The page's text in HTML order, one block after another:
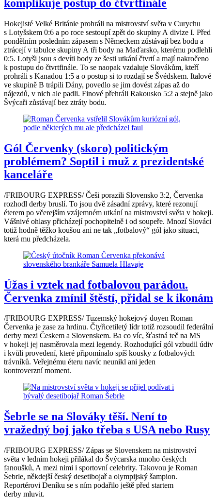
komplikuje postup do čtvrtfinále
Hokejisté Velké Británie prohráli na mistrovství světa v Curychu
s Lotyšskem 0:6 a po roce sestoupí zpět do skupiny A divize I. Před
pondělním posledním zápasem s Německem zůstávají bez bodu a
ztrácejí v tabulce skupiny A tři body na Maďarsko, kterému podlehli
0:5. Lotyši jsou s devíti body ze šesti utkání čtvrtí a mají nakročeno
k postupu do čtvrtfinále. To se naopak vzdaluje Slovákům, kteří
prohráli s Kanadou 1:5 a o postup si to rozdají se Švédskem. Italové
ve skupině B trápili Dány, povedlo se jim dovést zápas až do
nájezdů, v nich ale padli. Finové přehráli Rakousko 5:2 a stejně jako
Švýcaři zůstávají bez ztráty bodu.
Gól Červenky (skoro) politickým
problémem? Soptil i muž z prezidentské
kanceláře
/FRIBOURG EXPRESS/ Češi porazili Slovensko 3:2, Červenka
rozhodl derby bruslí. To jsou dvě zásadní zprávy, které rezonují
éterem po včerejším vzájemném utkání na mistrovství světa v hokeji.
Vášnivé ohlasy přicházejí pochopitelně i od soupeře. Mnozí Slováci
totiž hodně těžko koušou ani ne tak „fotbalový“ gól jako situaci,
která mu předcházela.
Úžas i vztek nad fotbalovou parádou.
Červenka zmínil štěstí, přidal se k ikonám
/FRIBOURG EXPRESS/ Tuzemský hokejový doyen Roman
Červenka je zase za hrdinu. Čtyřicetiletý lídr totiž rozsoudil federální
derby mezi Českem a Slovenskem. Ba co víc, šťastná teč na MS
v hokeji jej nasměrovala mezi legendy. Rozhodující gól vzbudil údiv
i kvůli provedení, které připomínalo spíš kousky z fotbalových
trávníků. Veřejnému éteru navíc neunikl ani jeden
kontroverzní moment.
Šebrle se na Slováky těší. Není to
vražedný boj jako třeba s USA nebo Rusy
/FRIBOURG EXPRESS/ Zápas se Slovenskem na mistrovství
světa v ledním hokeji přilákal do Švýcarska mnoho českých
fanoušků, A mezi nimi i sportovní celebrity. Takovou je Roman
Šebrle, někdejší český desetibojař a olympijský šampion.
Reportérovi Deníku se s ním podařilo ještě před startem
derby mluvit.